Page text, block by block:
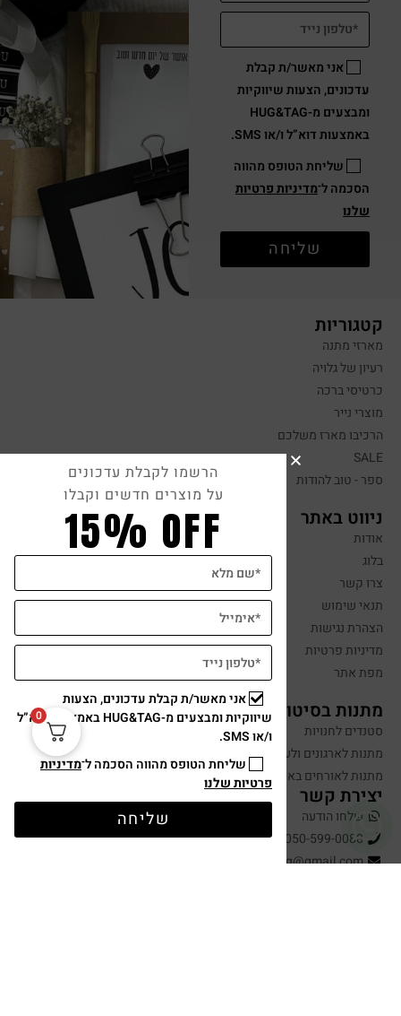
אני מאשר/ת קבלת
עדכונים, הצעות שיווקיות
ומבצעים מ-HUG&TAG
באמצעות דוא”ל ו/או SMS.
שליחת הטופס מהווה
הסכמה ל־מדיניות פרטיות
שלנו
שליחה
קטגוריות
מארזי מתנה
רעיון של גלויה
כרטיסי ברכה
מוצרי נייר
הרכיבו מארז משלכם
SALE
ספר - טוב להודות
ניווט באתר
אודות
בלוג
צרו קשר
תנאי שימוש
הצהרת נגישות
מדיניות פרטיות
מפת אתר
מתנות בסיטונאות
סטנדים לחנויות
מתנות לארגונים ולעובדים
מתנות לאורחים באירועים
יצירת קשר
שלחו הודעה
050-599-0088
hugandtag@gmail.com
0
הרשמו לקבלת עדכונים
על מוצרים חדשים וקבלו
15% OFF
אני מאשר/ת קבלת עדכונים, הצעות
שיווקיות ומבצעים מ-HUG&TAG באמצעות דוא”ל
ו/או SMS.
שליחת הטופס מהווה הסכמה ל־מדיניות
פרטיות שלנו
שליחה